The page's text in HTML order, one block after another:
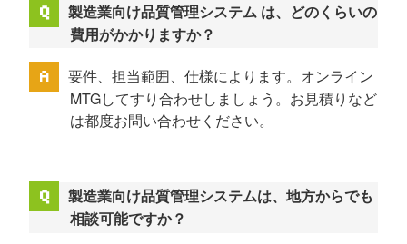
製造業向け品質管理システム は、どのくらいの
費用がかかりますか？
要件、担当範囲、仕様によります。オンライン
MTGしてすり合わせしましょう。お見積りなど
は都度お問い合わせください。
製造業向け品質管理システムは、地方からでも
相談可能ですか？